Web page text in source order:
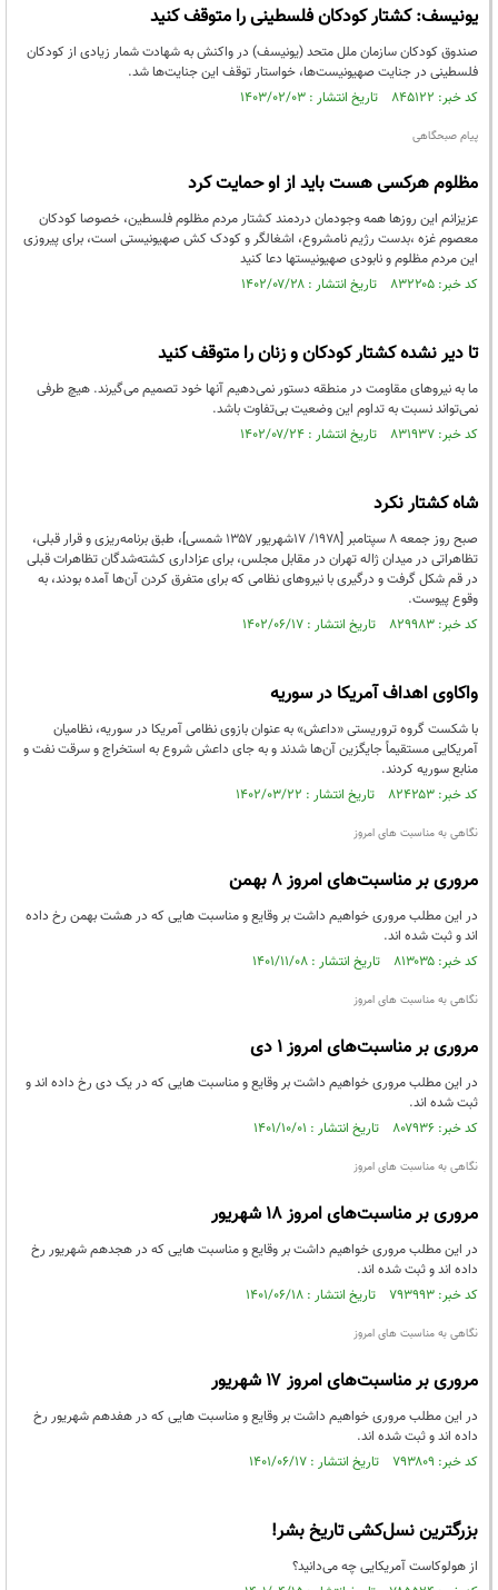
یونیسف: کشتار کودکان فلسطینی را متوقف کنید
صندوق کودکان سازمان ملل متحد (یونیسف) در واکنش به شهادت شمار زیادی از کودکان
فلسطینی در جنایت صهیونیست‌ها، خواستار توقف این جنایت‌ها شد.
کد خبر: ۸۴۵۱۲۲ تاریخ انتشار : ۱۴۰۳/۰۲/۰۳
پیام صبحگاهی
مظلوم هرکسی هست باید از او حمایت کرد
عزیزانم این روزها همه وجودمان دردمند کشتار مردم مظلوم فلسطین، خصوصا کودکان
معصوم غزه ،بدست رژیم نامشروع، اشغالگر و کودک کش صهیونیستی است، برای پیروزی
این مردم مظلوم و نابودی صهیونیستها دعا کنید
کد خبر: ۸۳۲۲۰۵ تاریخ انتشار : ۱۴۰۲/۰۷/۲۸
تا دیر نشده کشتار کودکان و زنان را متوقف کنید
ما به نیروهای مقاومت در منطقه دستور نمی‌دهیم آنها خود تصمیم می‌گیرند. هیچ طرفی
نمی‌تواند نسبت به تداوم این وضعیت بی‌تفاوت باشد.
کد خبر: ۸۳۱۹۳۷ تاریخ انتشار : ۱۴۰۲/۰۷/۲۴
شاه کشتار نکرد
صبح روز جمعه ۸ سپتامبر [۱۹۷۸/ ۱۷شهریور ۱۳۵۷ شمسی]، طبق برنامه‌ریزی و قرار قبلی،
تظاهراتی در میدان ژاله تهران در مقابل مجلس، برای عزاداری کشته‌شدگان تظاهرات قبلی
در قم شکل گرفت و درگیری با نیروهای نظامی که برای متفرق کردن آن‌ها آمده بودند، به
وقوع پیوست.
کد خبر: ۸۲۹۹۸۳ تاریخ انتشار : ۱۴۰۲/۰۶/۱۷
واکاوی اهداف آمریکا در سوریه
با شکست گروه تروریستی «داعش» به عنوان بازوی نظامی آمریکا در سوریه، نظامیان
آمریکایی مستقیماً جایگزین آن‌ها شدند و به جای داعش شروع به استخراج و سرقت نفت و
منابع سوریه کردند.
کد خبر: ۸۲۴۲۵۳ تاریخ انتشار : ۱۴۰۲/۰۳/۲۲
نگاهی به مناسبت های امروز
مروری بر مناسبت‌های امروز ۸ بهمن
در این مطلب مروری خواهیم داشت بر وقایع و مناسبت هایی که در هشت بهمن رخ داده
اند و ثبت شده اند.
کد خبر: ۸۱۳۰۳۵ تاریخ انتشار : ۱۴۰۱/۱۱/۰۸
نگاهی به مناسبت های امروز
مروری بر مناسبت‌های امروز ۱ دی
در این مطلب مروری خواهیم داشت بر وقایع و مناسبت هایی که در یک دی رخ داده اند و
ثبت شده اند.
کد خبر: ۸۰۷۹۳۶ تاریخ انتشار : ۱۴۰۱/۱۰/۰۱
نگاهی به مناسبت های امروز
مروری بر مناسبت‌های امروز ۱۸ شهریور
در این مطلب مروری خواهیم داشت بر وقایع و مناسبت هایی که در هجدهم شهریور رخ
داده اند و ثبت شده اند.
کد خبر: ۷۹۳۹۹۳ تاریخ انتشار : ۱۴۰۱/۰۶/۱۸
نگاهی به مناسبت های امروز
مروری بر مناسبت‌های امروز ۱۷ شهریور
در این مطلب مروری خواهیم داشت بر وقایع و مناسبت هایی که در هفدهم شهریور رخ
داده اند و ثبت شده اند.
کد خبر: ۷۹۳۸۰۹ تاریخ انتشار : ۱۴۰۱/۰۶/۱۷
بزرگترین نسل‌کشی تاریخ بشر!
از هولوکاست آمریکایی چه می‌دانید؟